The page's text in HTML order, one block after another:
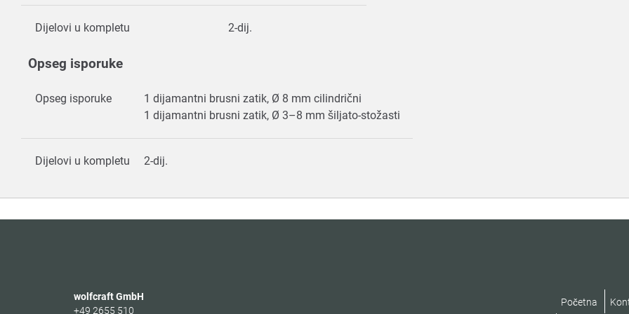
Dijelovi u kompletu 2-dij.
Opseg isporuke
Opseg isporuke
1 dijamantni brusni zatik, Ø 8 mm cilindrični
1 dijamantni brusni zatik, Ø 3–8 mm šiljato-stožasti
Dijelovi u kompletu 2-dij.
wolfcraft GmbH
+49 2655 510
Početna